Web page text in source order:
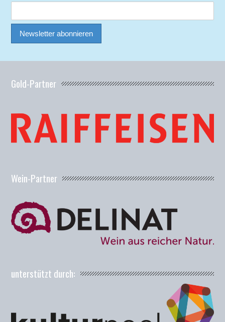
Gold-Partner
Wein-Partner
unterstützt durch: